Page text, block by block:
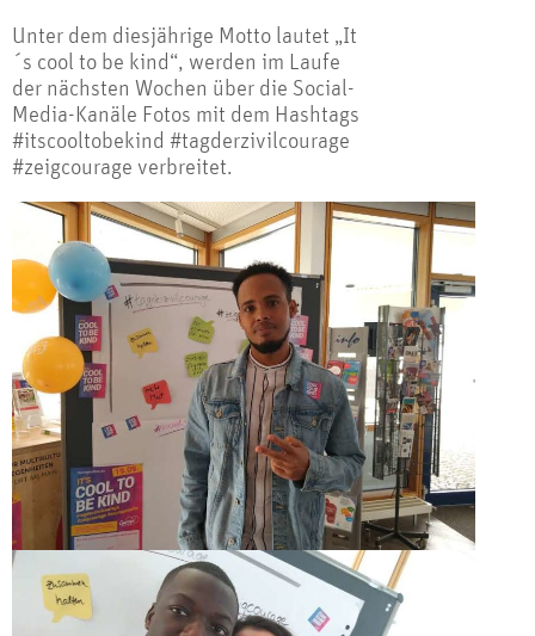
Unter dem diesjährige Motto lautet „It
´s cool to be kind“, werden im Laufe
der nächsten Wochen über die Social-
Media-Kanäle Fotos mit dem Hashtags
#itscooltobekind #tagderzivilcourage
#zeigcourage verbreitet.